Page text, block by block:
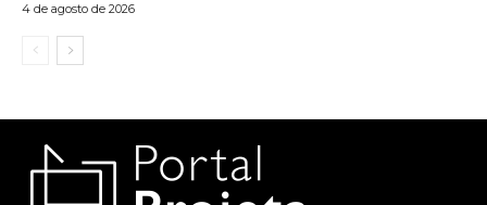
4 de agosto de 2026